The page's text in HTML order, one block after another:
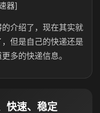
器]
介绍了，现在其实就
但是自己的快递还是
多的快递信息。
快速、稳定